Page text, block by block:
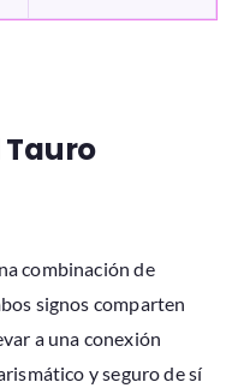
combinación de
signos comparten
a una conexión
y seguro de sí